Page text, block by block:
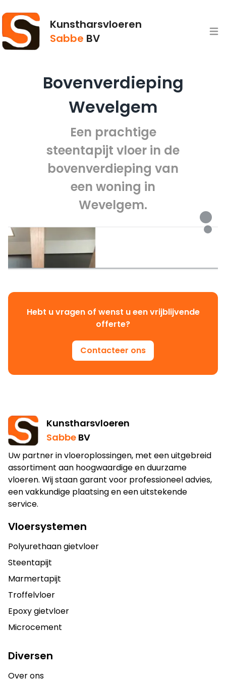
Kunstharsvloeren
Sabbe BV
Bovenverdieping
Wevelgem
Een prachtige
steentapijt vloer in de
bovenverdieping van
een woning in
Wevelgem.
Hebt u vragen of wenst u een vrijblijvende
offerte?
Contacteer ons
Kunstharsvloeren
Sabbe BV
Uw partner in vloeroplossingen, met een uitgebreid
assortiment aan hoogwaardige en duurzame
vloeren. Wij staan garant voor professioneel advies,
een vakkundige plaatsing en een uitstekende
service.
Vloersystemen
Polyurethaan gietvloer
Steentapijt
Marmertapijt
Troffelvloer
Epoxy gietvloer
Microcement
Diversen
Over ons